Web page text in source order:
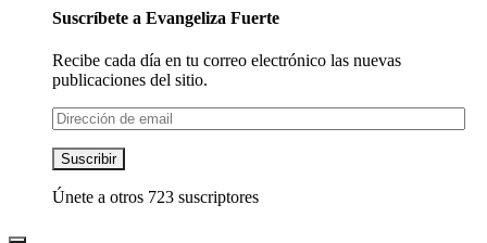
Suscríbete a Evangeliza Fuerte
Recibe cada día en tu correo electrónico las nuevas
publicaciones del sitio.
Dirección
de
email
Suscribir
Únete a otros 723 suscriptores